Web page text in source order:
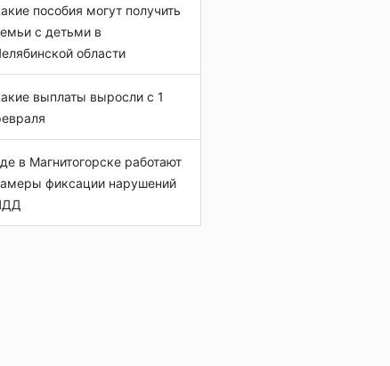
пособия могут получить
с детьми в
области
выплаты выросли с 1
в Магнитогорске работают
фиксации нарушений